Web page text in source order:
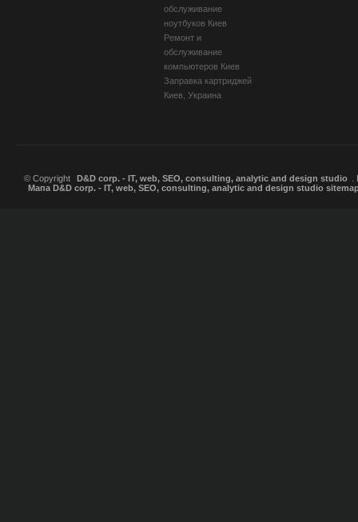
обслуживание
ноутбуков Киев
Ремонт и
обслуживание
компьютеров Киев
Заправка картриджей
Киев, Украина
© Copyright D&D corp. - IT, web, SEO, consulting, analytic and design studio
Мапа D&D corp. - IT, web, SEO, consulting, analytic and design studio